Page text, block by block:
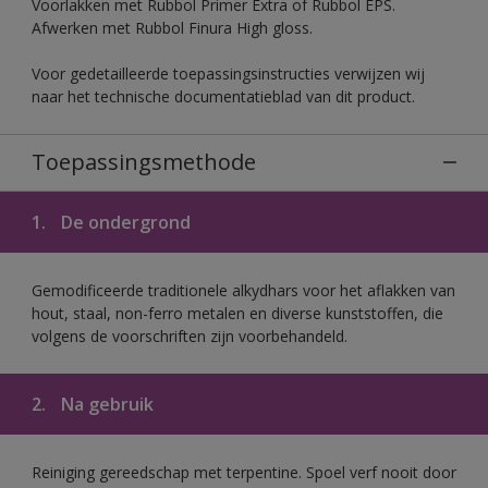
Voorlakken met Rubbol Primer Extra of Rubbol EPS.
Afwerken met Rubbol Finura High gloss.
Voor gedetailleerde toepassingsinstructies verwijzen wij
naar het technische documentatieblad van dit product.
Toepassingsmethode
1. De ondergrond
Gemodificeerde traditionele alkydhars voor het aflakken van
hout, staal, non-ferro metalen en diverse kunststoffen, die
volgens de voorschriften zijn voorbehandeld.
2. Na gebruik
Reiniging gereedschap met terpentine. Spoel verf nooit door